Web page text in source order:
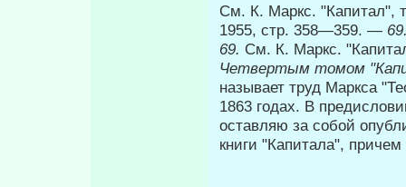
См. К. Маркс. "Капитал",
1955, стр. 358—359. —
69. См. К. Маркс.
Четвертым томом
называет труд Маркса
1863 годах. В
оставляю за собой
книги "Капитала",